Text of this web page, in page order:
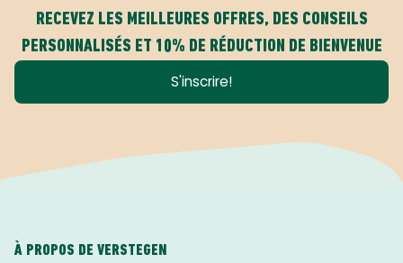
RECEVEZ LES MEILLEURES OFFRES, DES CONSEILS
PERSONNALISÉS ET 10% DE RÉDUCTION DE BIENVENUE
S'inscrire!
À PROPOS DE VERSTEGEN